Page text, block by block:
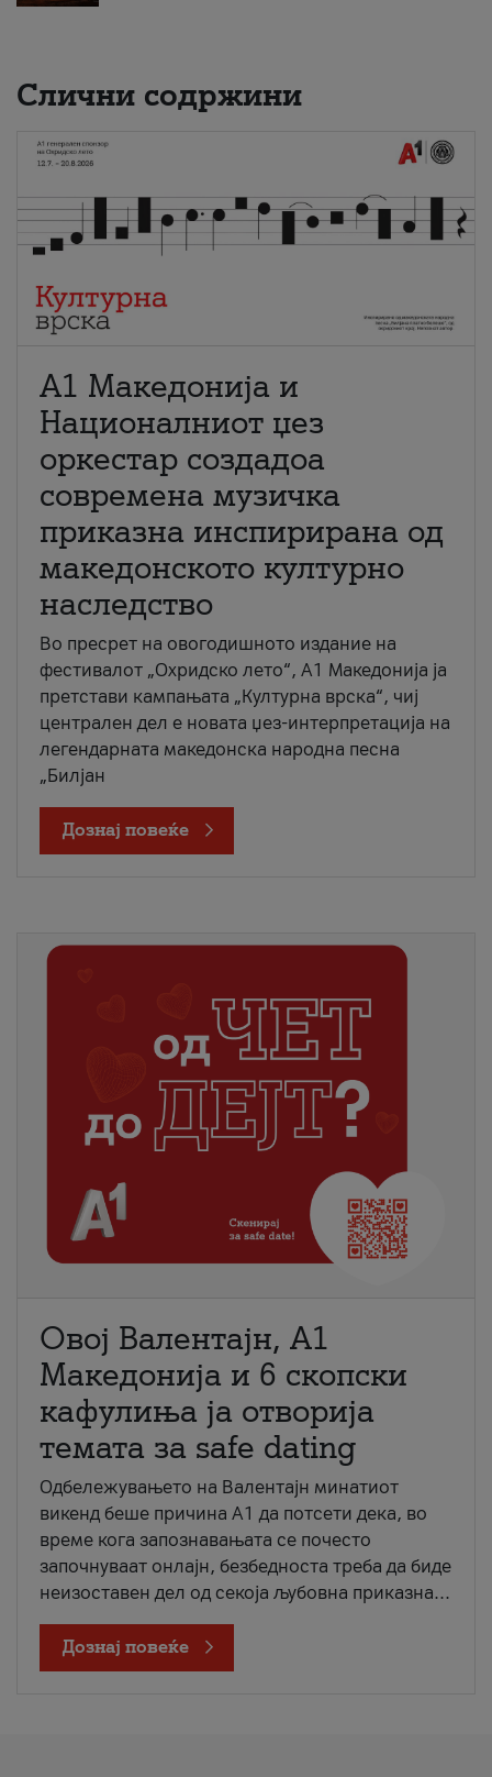
Слични содржини
А1 Македонија и
Националниот џез
оркестар создадоа
современа музичка
приказна инспирирана од
македонското културно
наследство
Во пресрет на овогодишното издание на
фестивалот „Охридско лето“, А1 Македонија ја
претстави кампањата „Културна врска“, чиј
централен дел е новата џез-интерпретација на
легендарната македонска народна песна
„Билјан
Дознај повеќе
Овој Валентајн, A1
Македонија и 6 скопски
кафулиња ја отворија
темата за safe dating
Одбележувањето на Валентајн минатиот
викенд беше причина А1 да потсети дека, во
време кога запознавањата се почесто
започнуваат онлајн, безбедноста треба да биде
неизоставен дел од секоја љубовна приказна...
Дознај повеќе